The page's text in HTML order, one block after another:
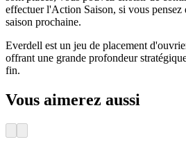
effectuer l'Action Saison, si vous pensez
saison prochaine.
Everdell est un jeu de placement
offrant une grande profondeur
fin.
Vous aimerez aussi